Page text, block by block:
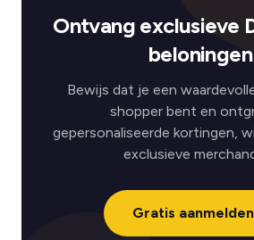
Ontvang exclusieve
beloningen
Bewijs dat je een
shopper bent en
gepersonaliseerde kortingen,
exclusieve
Gratis aanmelden